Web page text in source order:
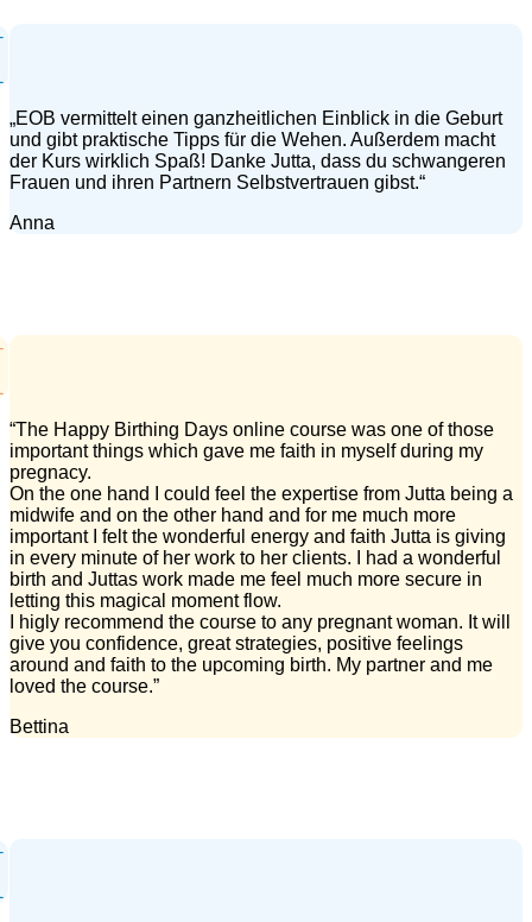
„EOB vermittelt einen ganzheitlichen Einblick in die Geburt
und gibt praktische Tipps für die Wehen. Außerdem macht
der Kurs wirklich Spaß! Danke Jutta, dass du schwangeren
Frauen und ihren Partnern Selbstvertrauen gibst.“
Anna
“The Happy Birthing Days online course was one of those
important things which gave me faith in myself during my
pregnacy.
On the one hand I could feel the expertise from Jutta being a
midwife and on the other hand and for me much more
important I felt the wonderful energy and faith Jutta is giving
in every minute of her work to her clients. I had a wonderful
birth and Juttas work made me feel much more secure in
letting this magical moment flow.
I higly recommend the course to any pregnant woman. It will
give you confidence, great strategies, positive feelings
around and faith to the upcoming birth. My partner and me
loved the course.”
Bettina